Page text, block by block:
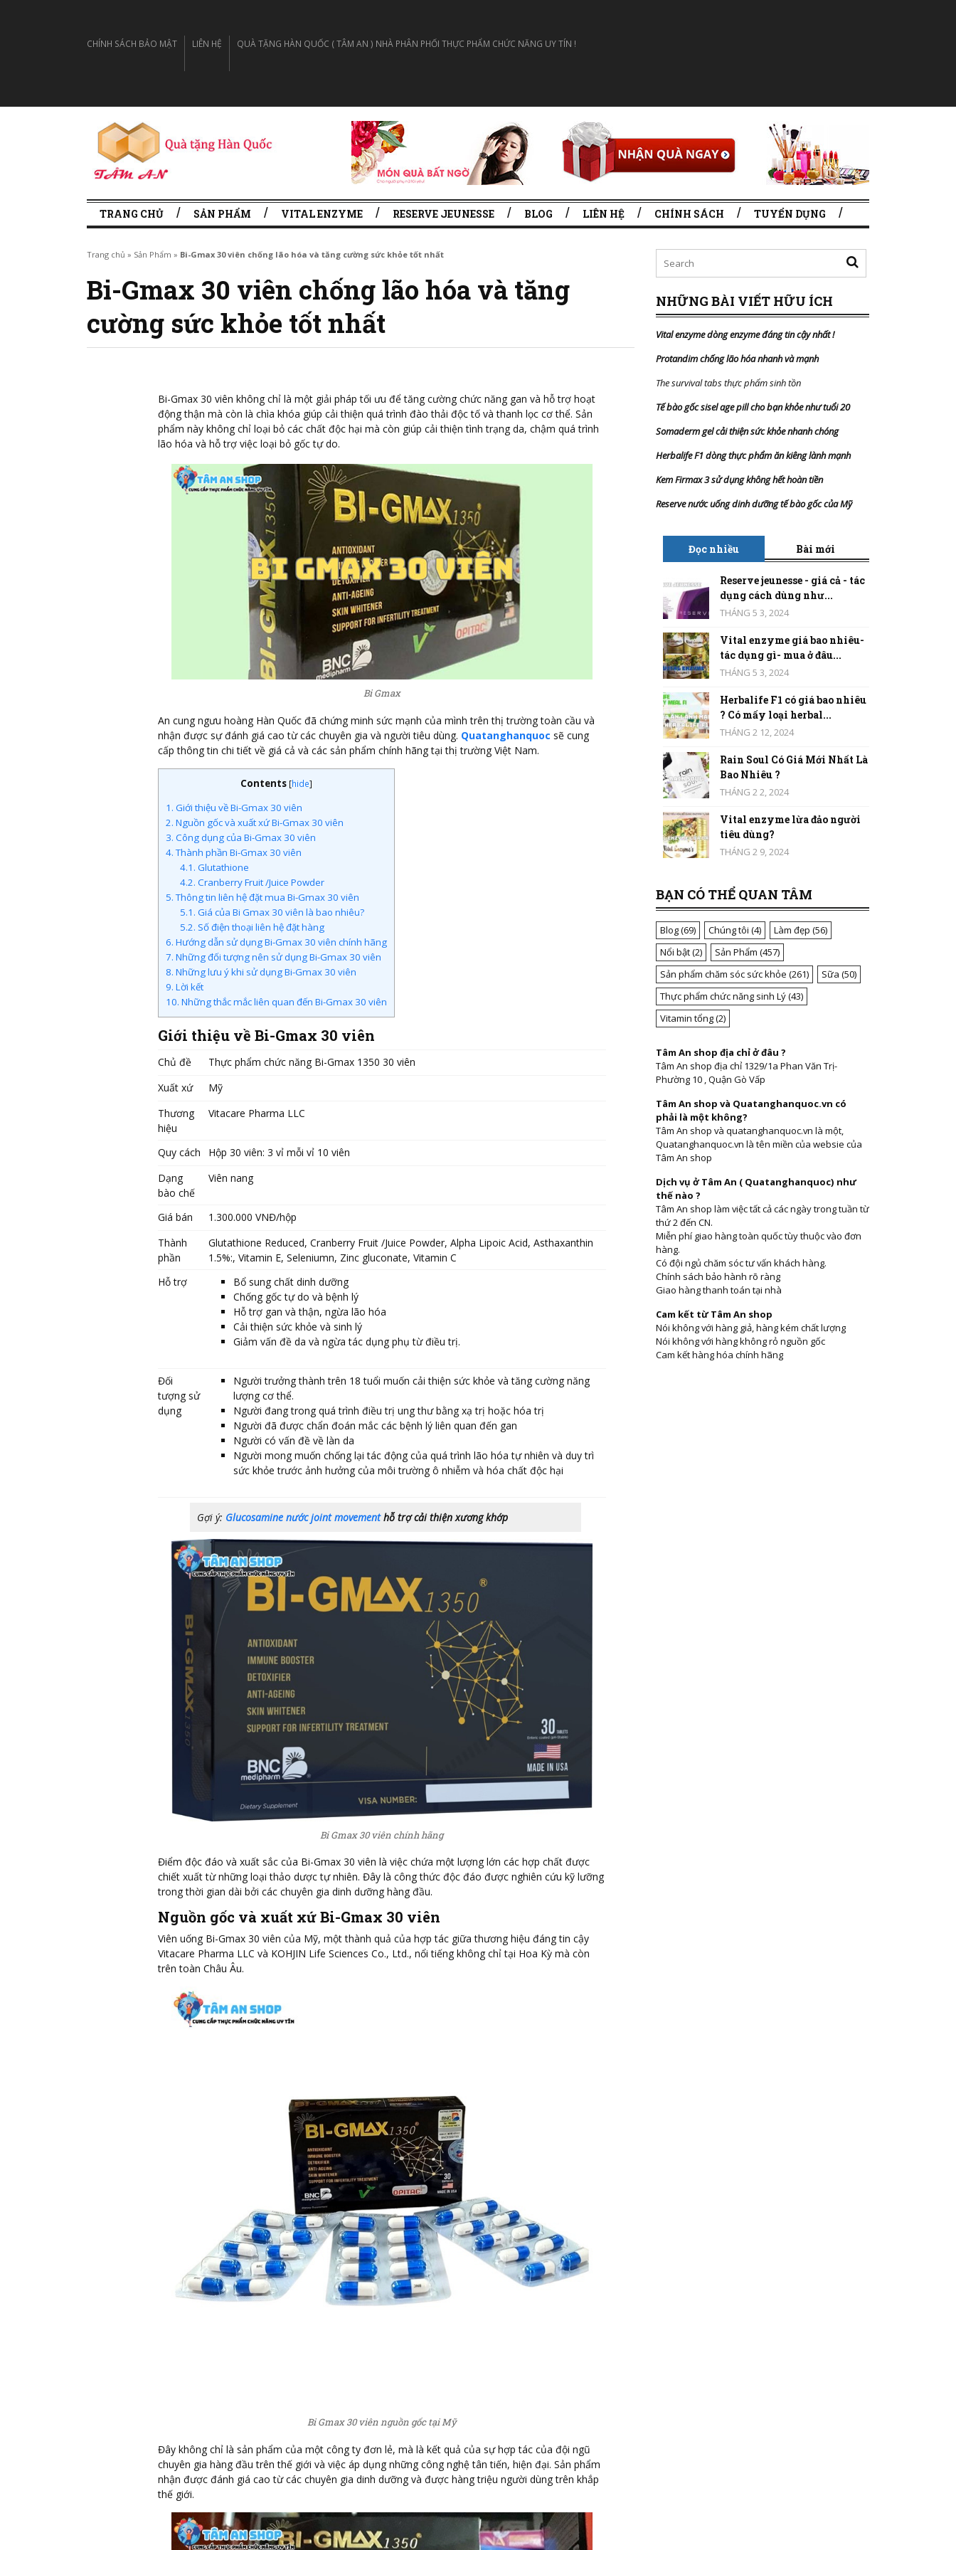
CHÍNH SÁCH BẢO MẬT LIÊN HỆ QUÀ TẶNG HÀN QUỐC ( TÂM AN ) NHÀ PHÂN PHỐI THỰC PHẨM CHỨC NĂNG UY TÍN !
TRANG CHỦ SẢN PHẨM VITAL ENZYME RESERVE JEUNESSE BLOG LIÊN HỆ CHÍNH SÁCH TUYỂN DỤNG
Trang chủ » Sản Phẩm » Bi-Gmax 30 viên chống lão hóa và tăng cường sức khỏe tốt nhất
Bi-Gmax 30 viên chống lão hóa và tăng
cường sức khỏe tốt nhất
Bi-Gmax 30 viên không chỉ là một giải pháp tối ưu để tăng cường chức năng gan và hỗ trợ hoạt
động thận mà còn là chìa khóa giúp cải thiện quá trình đào thải độc tố và thanh lọc cơ thể. Sản
phẩm này không chỉ loại bỏ các chất độc hại mà còn giúp cải thiện tình trạng da, chậm quá trình
lão hóa và hỗ trợ việc loại bỏ gốc tự do.
Bi Gmax
An cung ngưu hoàng Hàn Quốc đã chứng minh sức mạnh của mình trên thị trường toàn cầu và
nhận được sự đánh giá cao từ các chuyên gia và người tiêu dùng. Quatanghanquoc sẽ cung
cấp thông tin chi tiết về giá cả và các sản phẩm chính hãng tại thị trường Việt Nam.
Contents [hide]
1. Giới thiệu về Bi-Gmax 30 viên
2. Nguồn gốc và xuất xứ Bi-Gmax 30 viên
3. Công dụng của Bi-Gmax 30 viên
4.Thành phần Bi-Gmax 30 viên
4.1. Glutathione
4.2. Cranberry Fruit /Juice Powder
5.Thông tin liên hệ đặt mua Bi-Gmax 30 viên
5.1. Giá của Bi Gmax 30 viên là bao nhiêu?
5.2. Số điện thoại liên hệ đặt hàng
6. Hướng dẫn sử dụng Bi-Gmax 30 viên chính hãng
7. Những đối tượng nên sử dụng Bi-Gmax 30 viên
8. Những lưu ý khi sử dụng Bi-Gmax 30 viên
9. Lời kết
10. Những thắc mắc liên quan đến Bi-Gmax 30 viên
Giới thiệu về Bi-Gmax 30 viên
Chủ đề
Thực phẩm chức năng Bi-Gmax 1350 30 viên
Xuất xứ
Mỹ
Thương
hiệu
Vitacare Pharma LLC
Quy cách
Hộp 30 viên: 3 vỉ mỗi vỉ 10 viên
Dạng
bào chế
Viên nang
Giá bán
1.300.000 VNĐ/hộp
Thành
phần
Glutathione Reduced, Cranberry Fruit /Juice Powder, Alpha Lipoic Acid, Asthaxanthin
1.5%:, Vitamin E, Seleniumn, Zinc gluconate, Vitamin C
Hỗ trợ
Bổ sung chất dinh dưỡng
Chống gốc tự do và bệnh lý
Hỗ trợ gan và thận, ngừa lão hóa
Cải thiện sức khỏe và sinh lý
Giảm vấn đề da và ngừa tác dụng phụ từ điều trị.
Đối
tượng sử
dụng
Người trưởng thành trên 18 tuổi muốn cải thiện sức khỏe và tăng cường năng
lượng cơ thể.
Người đang trong quá trình điều trị ung thư bằng xạ trị hoặc hóa trị
Người đã được chẩn đoán mắc các bệnh lý liên quan đến gan
Người có vấn đề về làn da
Người mong muốn chống lại tác động của quá trình lão hóa tự nhiên và duy trì
sức khỏe trước ảnh hưởng của môi trường ô nhiễm và hóa chất độc hại
Gợi ý: Glucosamine nước joint movementhỗ trợ cải thiện xương khớp
Bi Gmax 30 viên chính hãng
Điểm độc đáo và xuất sắc của Bi-Gmax 30 viên là việc chứa một lượng lớn các hợp chất được
chiết xuất từ những loại thảo dược tự nhiên. Đây là công thức độc đáo được nghiên cứu kỹ lưỡng
trong thời gian dài bởi các chuyên gia dinh dưỡng hàng đầu.
Nguồn gốc và xuất xứ Bi-Gmax 30 viên
Viên uống Bi-Gmax 30 viên của Mỹ, một thành quả của hợp tác giữa thương hiệu đáng tin cậy
Vitacare Pharma LLC và KOHJIN Life Sciences Co., Ltd., nổi tiếng không chỉ tại Hoa Kỳ mà còn
trên toàn Châu Âu.
Bi Gmax 30 viên nguồn gốc tại Mỹ
Đây không chỉ là sản phẩm của một công ty đơn lẻ, mà là kết quả của sự hợp tác của đội ngũ
chuyên gia hàng đầu trên thế giới và việc áp dụng những công nghệ tân tiến, hiện đại. Sản phẩm
nhận được đánh giá cao từ các chuyên gia dinh dưỡng và được hàng triệu người dùng trên khắp
thế giới.
NHỮNG BÀI VIẾT HỮU ÍCH
Vital enzyme dòng enzyme đáng tin cậy nhất!
Protandim chống lão hóa nhanh và mạnh
The survival tabs thực phẩm sinh tồn
Tế bào gốc sisel age pill cho bạn khỏe như tuổi 20
Somaderm gel cải thiện sức khỏe nhanh chóng
Herbalife F1 dòng thực phẩm ăn kiêng lành mạnh
Kem Firmax 3 sử dụng không hết hoàn tiền
Reserve nước uống dinh dưỡng tế bào gốc của Mỹ
Đọc nhiều Bài mới
Reserve jeunesse - giá cả - tác
dụng cách dùng như...
THÁNG 5 3, 2024
Vital enzyme giá bao nhiêu-
tác dụng gì- mua ở đâu...
THÁNG 5 3, 2024
Herbalife F1 có giá bao nhiêu
? Có mấy loại herbal...
THÁNG 2 12, 2024
Rain Soul Có Giá Mới Nhất Là
Bao Nhiêu ?
THÁNG 2 2, 2024
Vital enzyme lừa đảo người
tiêu dùng?
THÁNG 2 9, 2024
BẠN CÓ THỂ QUAN TÂM
Blog(69) Chúng tôi (4) Làm đẹp (56)
Nổi bật(2) Sản Phẩm (457)
Sản phẩm chăm sóc sức khỏe (261) Sữa (50)
Thực phẩm chức năng sinh Lý(43)
Vitamin tổng(2)
Tâm An shop địa chỉ ở đâu ?
Tâm An shop địa chỉ 1329/1a Phan Văn Trị-
Phường 10 , Quận Gò Vấp
Tâm An shop và Quatanghanquoc.vn có
phải là một không?
Tâm An shop và quatanghanquoc.vn là một,
Quatanghanquoc.vn là tên miền của websie của
Tâm An shop
Dịch vụ ở Tâm An ( Quatanghanquoc) như
thế nào ?
Tâm An shop làm việc tất cả các ngày trong tuần từ
thứ 2 đến CN.
Miễn phí giao hàng toàn quốc tùy thuộc vào đơn
hàng.
Có đội ngủ chăm sóc tư vấn khách hàng.
Chính sách bảo hành rõ ràng
Giao hàng thanh toán tại nhà
Cam kết từ Tâm An shop
Nói không với hàng giả, hàng kém chất lượng
Nói không với hàng không rỏ nguồn gốc
Cam kết hàng hóa chính hãng